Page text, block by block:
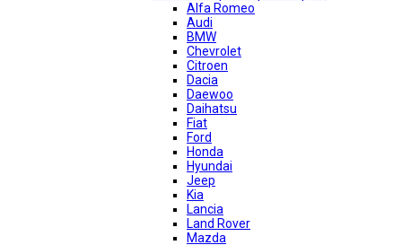
Alfa Romeo
Audi
BMW
Chevrolet
Citroen
Dacia
Daewoo
Daihatsu
Fiat
Ford
Honda
Hyundai
Jeep
Kia
Lancia
Land Rover
Mazda